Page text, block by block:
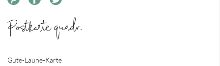
Postkarte quadr.
Gute-Laune-Karte